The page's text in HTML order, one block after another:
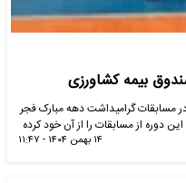
بیمه کشاورزی
مسابقات گرامیداشت دهه مبارک فجر
دوره از مسابقات را از آن خود کرده
۱۴ بهمن ۱۴۰۴ - ۱۱:۴۷